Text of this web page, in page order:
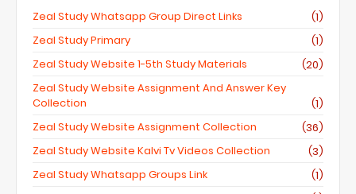
Zeal Study Whatsapp Group Direct Links
(1)
Zeal Study Primary
(1)
Zeal Study Website 1-5th Study Materials
(20)
Zeal Study Website Assignment And Answer Key
Collection
(1)
Zeal Study Website Assignment Collection
(36)
Zeal Study Website Kalvi Tv Videos Collection
(3)
Zeal Study Whatsapp Groups Link
(1)